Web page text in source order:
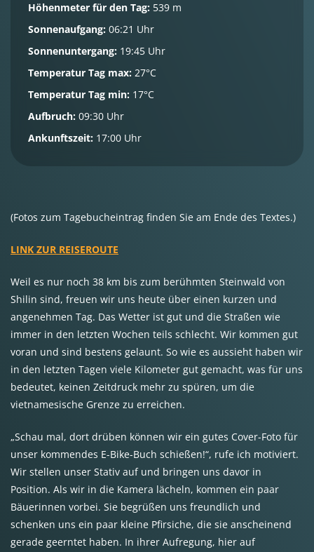
Höhenmeter für den Tag: 539 m
Sonnenaufgang: 06:21 Uhr
Sonnenuntergang: 19:45 Uhr
Temperatur Tag max: 27°C
Temperatur Tag min: 17°C
Aufbruch: 09:30 Uhr
Ankunftszeit: 17:00 Uhr
(Fotos zum Tagebucheintrag finden Sie am Ende des Textes.)
LINK ZUR REISEROUTE
Weil es nur noch 38 km bis zum berühmten Steinwald von
Shilin sind, freuen wir uns heute über einen kurzen und
angenehmen Tag. Das Wetter ist gut und die Straßen wie
immer in den letzten Wochen teils schlecht. Wir kommen gut
voran und sind bestens gelaunt. So wie es aussieht haben wir
in den letzten Tagen viele Kilometer gut gemacht, was für uns
bedeutet, keinen Zeitdruck mehr zu spüren, um die
vietnamesische Grenze zu erreichen.
„Schau mal, dort drüben können wir ein gutes Cover-Foto für
unser kommendes E-Bike-Buch schießen!“, rufe ich motiviert.
Wir stellen unser Stativ auf und bringen uns davor in
Position. Als wir in die Kamera lächeln, kommen ein paar
Bäuerinnen vorbei. Sie begrüßen uns freundlich und
schenken uns ein paar kleine Pfirsiche, die sie anscheinend
gerade geerntet haben. In ihrer Aufregung, hier auf